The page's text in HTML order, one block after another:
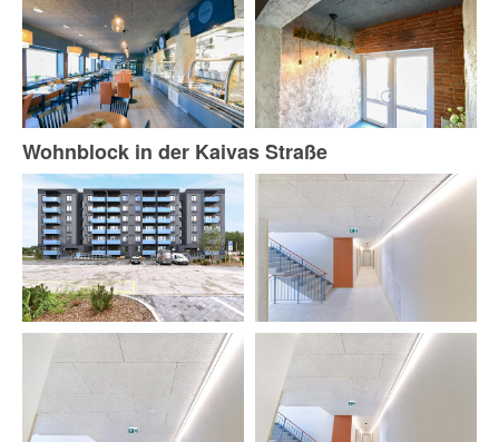
Wohnblock in der Kaivas Straße